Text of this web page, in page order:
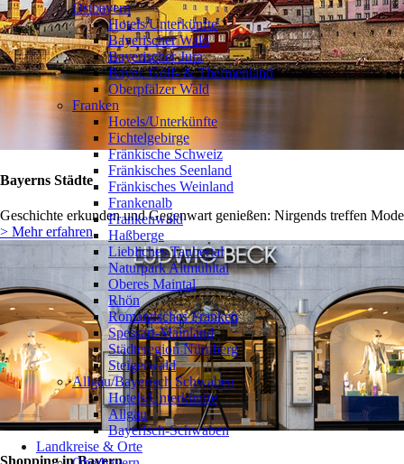
Bayerns Städte
Geschichte erkunden und Gegenwart genießen: Nirgends treffen
> Mehr erfahren
Ostbayern
Hotels/Unterkünfte
Bayerischer Wald
Bayerischer Jura
Bayer. Golf- & Thermenland
Oberpfälzer Wald
Franken
Hotels/Unterkünfte
Fichtelgebirge
Fränkische Schweiz
Fränkisches Seenland
Fränkisches Weinland
Frankenalb
Frankenwald
Haßberge
Liebliches Taubertal
Naturpark Altmühltal
Oberes Maintal
Rhön
Romantisches Franken
Spessart-Mainland
Städteregion Nürnberg
Steigerwald
Allgäu/Bayerisch Schwaben
Hotels/Unterkünfte
Allgäu
Bayerisch-Schwaben
Landkreise & Orte